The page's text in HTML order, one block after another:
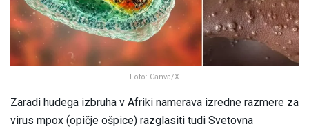
Foto: Canva/X
Zaradi hudega izbruha v Afriki namerava izredne razmere za
virus mpox (opičje ošpice) razglasiti tudi Svetovna